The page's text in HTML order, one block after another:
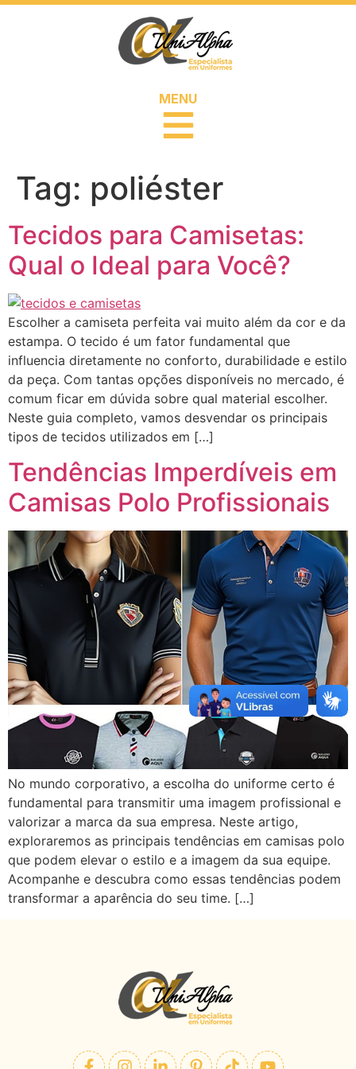
MENU
Tag: poliéster
Tecidos para Camisetas:
Qual o Ideal para Você?
Escolher a camiseta perfeita vai muito além da cor e da
estampa. O tecido é um fator fundamental que
influencia diretamente no conforto, durabilidade e estilo
da peça. Com tantas opções disponíveis no mercado, é
comum ficar em dúvida sobre qual material escolher.
Neste guia completo, vamos desvendar os principais
tipos de tecidos utilizados em […]
Tendências Imperdíveis em
Camisas Polo Profissionais
No mundo corporativo, a escolha do uniforme certo é
fundamental para transmitir uma imagem profissional e
valorizar a marca da sua empresa. Neste artigo,
exploraremos as principais tendências em camisas polo
que podem elevar o estilo e a imagem da sua equipe.
Acompanhe e descubra como essas tendências podem
transformar a aparência do seu time. […]